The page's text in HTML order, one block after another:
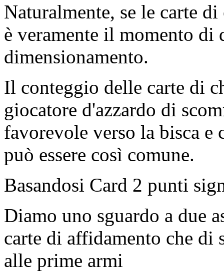
Naturalmente, se le carte
è veramente il momento di
dimensionamento.
Il conteggio delle carte di
giocatore d'azzardo di
favorevole verso la bisca e
può essere così comune.
Basandosi Card 2 punti
Diamo uno sguardo a due
carte di affidamento che di
alle prime armi